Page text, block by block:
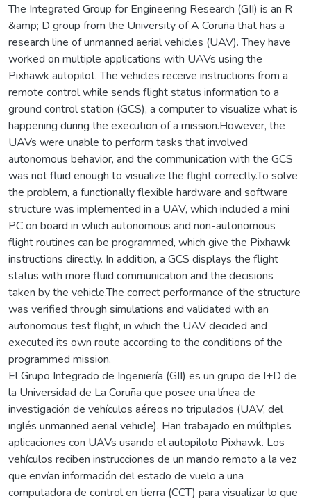
The Integrated Group for Engineering Research (GII) is an R
&amp; D group from the University of A Coruña that has a
research line of unmanned aerial vehicles (UAV). They have
worked on multiple applications with UAVs using the
Pixhawk autopilot. The vehicles receive instructions from a
remote control while sends flight status information to a
ground control station (GCS), a computer to visualize what is
happening during the execution of a mission.However, the
UAVs were unable to perform tasks that involved
autonomous behavior, and the communication with the GCS
was not fluid enough to visualize the flight correctly.To solve
the problem, a functionally flexible hardware and software
structure was implemented in a UAV, which included a mini
PC on board in which autonomous and non-autonomous
flight routines can be programmed, which give the Pixhawk
instructions directly. In addition, a GCS displays the flight
status with more fluid communication and the decisions
taken by the vehicle.The correct performance of the structure
was verified through simulations and validated with an
autonomous test flight, in which the UAV decided and
executed its own route according to the conditions of the
programmed mission.
El Grupo Integrado de Ingeniería (GII) es un grupo de I+D de
la Universidad de La Coruña que posee una línea de
investigación de vehículos aéreos no tripulados (UAV, del
inglés unmanned aerial vehicle). Han trabajado en múltiples
aplicaciones con UAVs usando el autopiloto Pixhawk. Los
vehículos reciben instrucciones de un mando remoto a la vez
que envían información del estado de vuelo a una
computadora de control en tierra (CCT) para visualizar lo que